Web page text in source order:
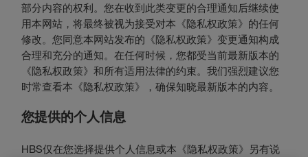
部分内容的权利。您在收到此类变更的合理通知后继续使
用本网站，将最终被视为接受对本《隐私权政策》的任何
修改。您同意本网站发布的《隐私权政策》变更通知构成
合理和充分的通知。在任何时候，您都受当前最新版本的
《隐私权政策》和所有适用法律的约束。我们强烈建议您
时常查看本《隐私权政策》，确保知晓最新版本的内容。
您提供的个人信息
HBS仅在您选择提供个人信息或本《隐私权政策》另有说